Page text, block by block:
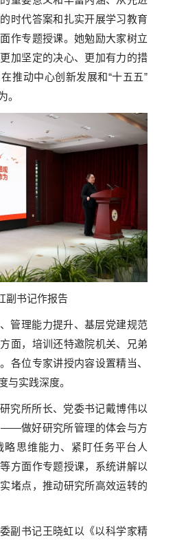
时代答案和扎实开展学习教育
作专题授课。她勉励大家树立
加坚定的决心、更加有力的措
推动中心创新发展和“十五五”
。
副书记作报告
管理能力提升、基层党建规范
面，培训还特邀院机关、兄弟
各位专家讲授内容设置精当、
与实践深度。
究所所长、党委书记戴博伟以
——做好研究所管理的体会与方
思维能力、紧盯任务平台人
方面作专题授课，系统讲解以
堵点，推动研究所高效运转的
副书记王晓虹以《以科学家精